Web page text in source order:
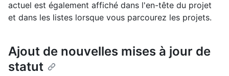
actuel est également affiché dans l'en-tête du projet
et dans les listes lorsque vous parcourez les projets.
Ajout de nouvelles mises à jour de
statut